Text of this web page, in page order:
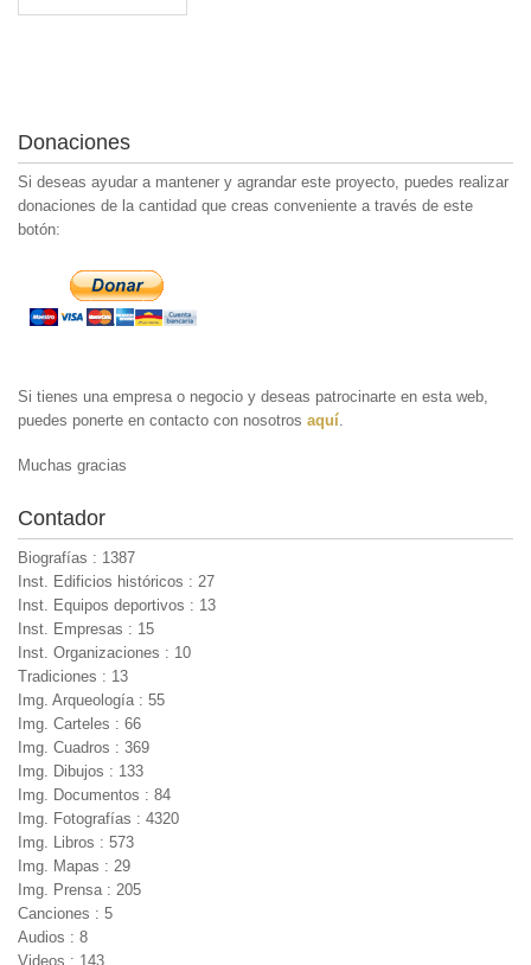
Donaciones
Si deseas ayudar a mantener y agrandar este proyecto, puedes realizar
donaciones de la cantidad que creas conveniente a través de este
botón:
Si tienes una empresa o negocio y deseas patrocinarte en esta web,
puedes ponerte en contacto con nosotros aquí
Muchas gracias
Contador
Biografías : 1387
Inst. Edificios históricos : 27
Inst. Equipos deportivos : 13
Inst. Empresas : 15
Inst. Organizaciones : 10
Tradiciones : 13
Img. Arqueología : 55
Img. Carteles : 66
Img. Cuadros : 369
Img. Dibujos : 133
Img. Documentos : 84
Img. Fotografías : 4320
Img. Libros : 573
Img. Mapas : 29
Img. Prensa : 205
Canciones : 5
Audios : 8
Videos : 143